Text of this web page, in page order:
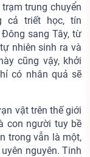
trung chuyển
cả triết học, tín
sang Tây, từ
nhiên sinh ra và
cũng vậy, khởi
có nhân quả sẽ
vật trên thế giới
con người tuy bề
trong vẫn là một,
nguyên. Tinh